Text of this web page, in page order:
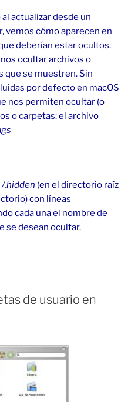
actualizar desde un
vemos cómo aparecen en
deberían estar ocultos.
ocultar archivos o
que se muestren. Sin
por defecto en macOS
nos permiten ocultar (o
o carpetas: el archivo
/.hidden (en el directorio raíz
con líneas
cada una el nombre de
se desean ocultar.
de usuario en